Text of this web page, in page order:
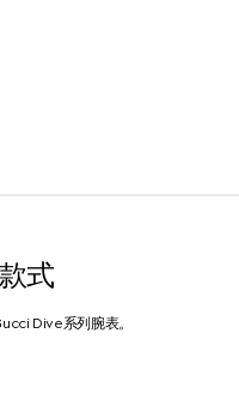
式
Dive系列腕表。